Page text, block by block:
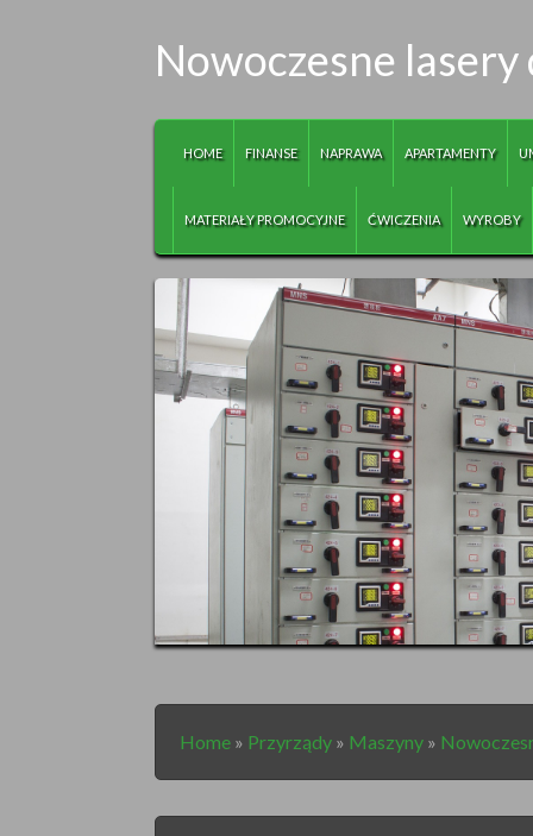
Nowoczesne lasery
HOME FINANSE NAPRAWA APARTAMENTY
MATERIAŁY PROMOCYJNE ĆWICZENIA WYROBY
Home » Przyrządy » Maszyny »